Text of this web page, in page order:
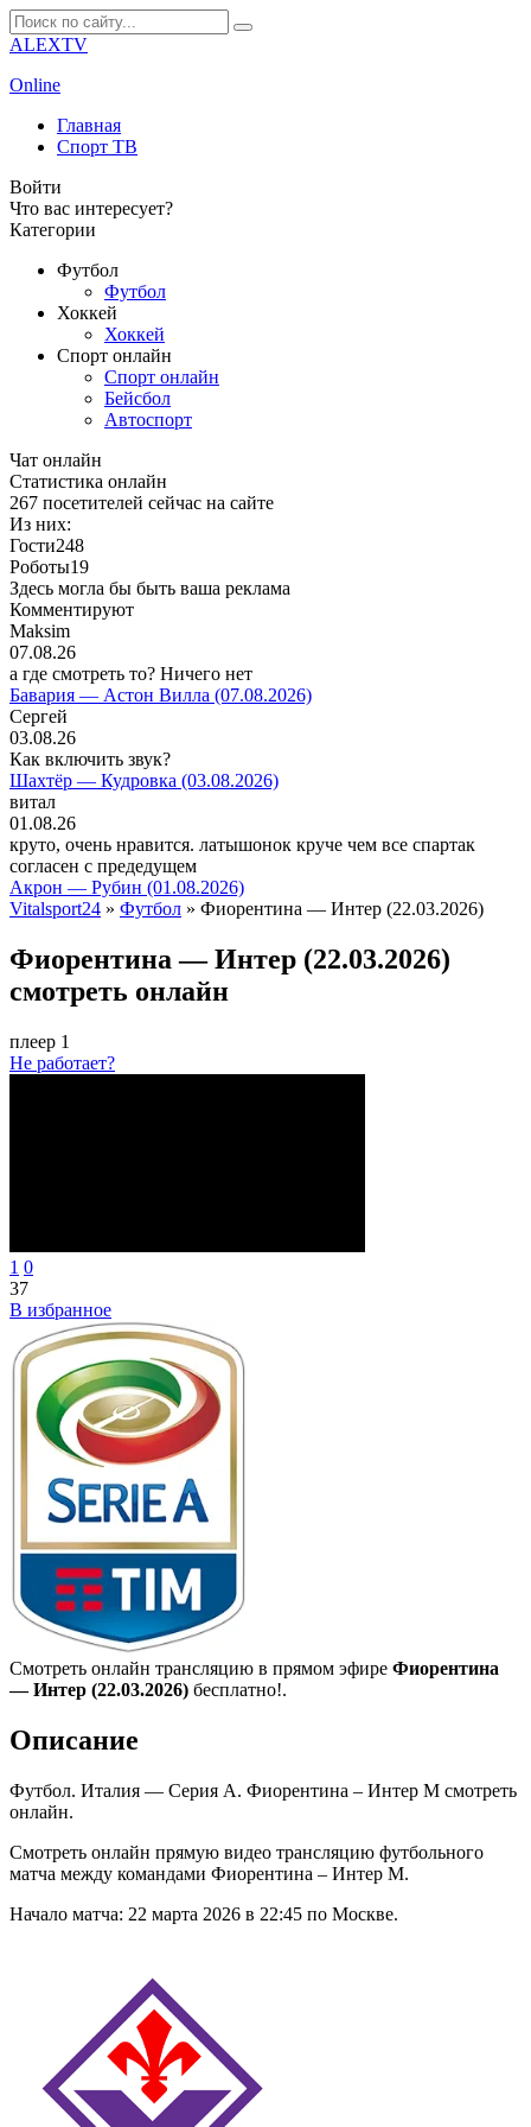
ALEXTV
Online
Главная
Спорт ТВ
Войти
Что вас интересует?
Категории
Футбол
Футбол
Хоккей
Хоккей
Спорт онлайн
Спорт онлайн
Бейсбол
Автоспорт
Чат онлайн
Cтатистика онлайн
267 посетителей сейчас на сайте
Из них:
Гости248
Роботы19
Здесь могла бы быть ваша реклама
Комментируют
Maksim
07.08.26
а где смотреть то? Ничего нет
Бавария — Астон Вилла (07.08.2026)
Сергей
03.08.26
Как включить звук?
Шахтёр — Кудровка (03.08.2026)
витал
01.08.26
круто, очень нравится. латышонок круче чем все спартак
согласен с предедущем
Акрон — Рубин (01.08.2026)
Vitalsport24 » Футбол » Фиорентина — Интер (22.03.2026)
Фиорентина — Интер (22.03.2026)
смотреть онлайн
плеер 1
Не работает?
1 0
37
В избранное
Смотреть онлайн трансляцию в прямом эфире Фиорентина
— Интер (22.03.2026) бесплатно!.
Описание
Футбол. Италия — Серия А. Фиорентина – Интер М смотреть
онлайн.
Смотреть онлайн прямую видео трансляцию футбольного
матча между командами Фиорентина – Интер М.
Начало матча: 22 марта 2026 в 22:45 по Москве.